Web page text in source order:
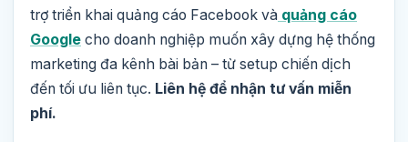
trợ triển khai quảng cáo Facebook và quảng cáo
Google cho doanh nghiệp muốn xây dựng hệ thống
marketing đa kênh bài bản – từ setup chiến dịch
đến tối ưu liên tục. Liên hệ để nhận tư vấn miễn
phí.